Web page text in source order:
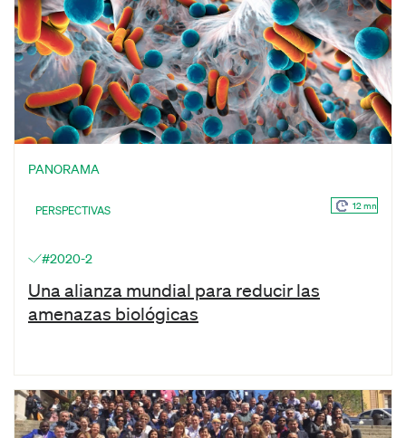
PANORAMA
PERSPECTIVAS 12 mn
#2020-2
Una alianza mundial para reducir las
amenazas biológicas